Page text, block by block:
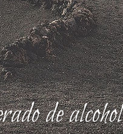
de alcohol